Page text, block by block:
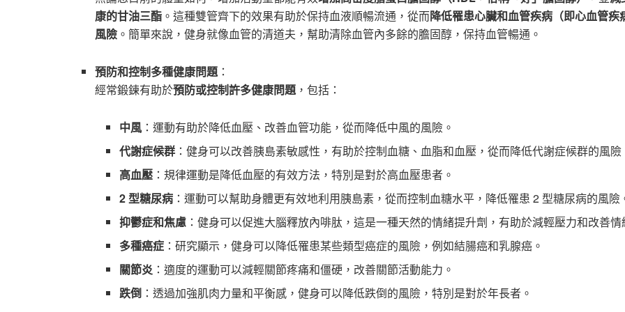
康的甘油三酯 。這種雙管齊下的效果有助於保持血液順暢流通，從而降低罹患心臟和血管疾病（即心血管疾
風險 。簡單來說，健身就像血管的清道夫，幫助清除血管內多餘的膽固醇，保持血管暢通。
預防和控制多種健康問題：
經常鍛鍊有助於預防或控制許多健康問題，包括：
中風：運動有助於降低血壓、改善血管功能，從而降低中風的風險。
代謝症候群：健身可以改善胰島素敏感性，有助於控制血糖、血脂和血壓，從而降低代謝症候群的風險
高血壓：規律運動是降低血壓的有效方法，特別是對於高血壓患者。
2 型糖尿病：運動可以幫助身體更有效地利用胰島素，從而控制血糖水平，降低罹患 2 型糖尿病的風險
抑鬱症和焦慮：健身可以促進大腦釋放內啡肽，這是一種天然的情緒提升劑，有助於減輕壓力和改善情
多種癌症：研究顯示，健身可以降低罹患某些類型癌症的風險，例如結腸癌和乳腺癌。
關節炎：適度的運動可以減輕關節疼痛和僵硬，改善關節活動能力。
跌倒：透過加強肌肉力量和平衡感，健身可以降低跌倒的風險，特別是對於年長者。